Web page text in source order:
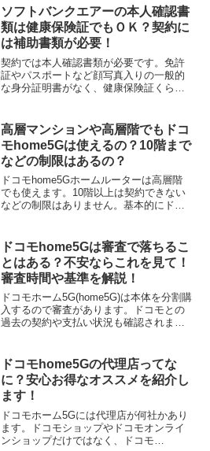
ソフトバンクエアーの本人確認書
類は健康保険証でもＯＫ？契約に
は補助書類が必要！
契約では本人確認書類が必要です。免許
証やパスポートなど顔写真入りの一般的
な身分証明書がなく、健康保険証くらい
Air)は身分証として使えるものと健康保険
証の補助書類について書いています
高層マンションや高層階でもドコ
モhome5Gは使えるの？10階まで
などの制限はあるの？
ドコモhome5Gホームルーターは高層階
でも使えます。10階以上は契約できない
などの制限はありません。基本的にドコ
ドコモhome5Gは審査で落ちるこ
とはある？不安ならこれを見て！
審査時間や基準を解説！
ドコモホーム5G(home5G)は本体を分割購
入するので審査があります。ドコモとの
過去の契約や支払い状況も確認されま
ドコモhome5Gの代理店ってな
に？安心お得なオススメを紹介し
ます！
ドコモホーム5Gには代理店が何社かあり
ます。ドコモショップやドコモオンライ
ンショップだけではなく、ドコモ